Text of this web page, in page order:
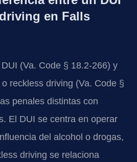
en Falls
(Va. Code § 18.2-266) y
reckless driving (Va. Code §
penales distintas con
El DUI se centra en operar
del alcohol o drogas,
driving se relaciona